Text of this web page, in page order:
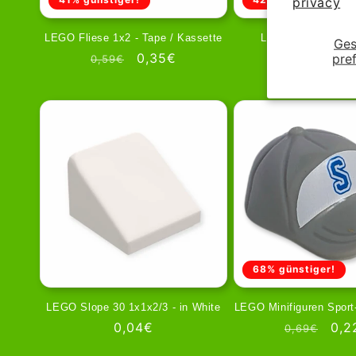
LEGO Fliese 1x2 - Tape / Kassette
Prezzo
listino
0,59€
Prezzo
0,35€
LEGO Slope 1x2 -
LEGO Slope 30 1x1x2/3 - in White
Prezzo
0,04€
68% günstiger!
LEGO Minifiguren
Prezzo
0,69€